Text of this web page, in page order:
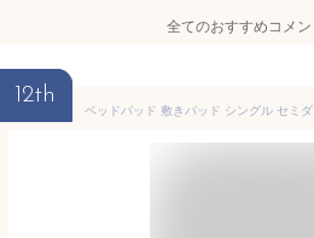
全てのおすすめコメン
12th